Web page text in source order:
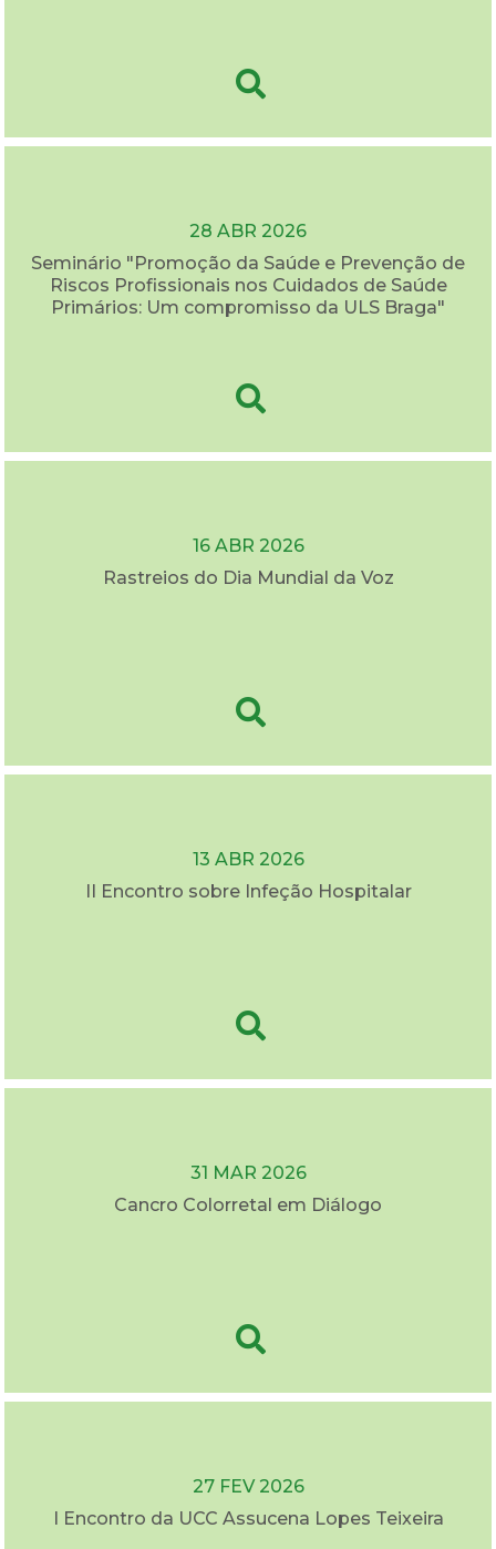
28 ABR 2026
Seminário "Promoção da Saúde e Prevenção de
Riscos Profissionais nos Cuidados de Saúde
Primários: Um compromisso da ULS Braga"
16 ABR 2026
Rastreios do Dia Mundial da Voz
13 ABR 2026
II Encontro sobre Infeção Hospitalar
31 MAR 2026
Cancro Colorretal em Diálogo
27 FEV 2026
I Encontro da UCC Assucena Lopes Teixeira